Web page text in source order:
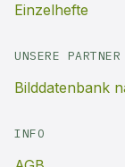
Einzelhefte
UNSERE PARTNER
Bilddatenbank
INFO